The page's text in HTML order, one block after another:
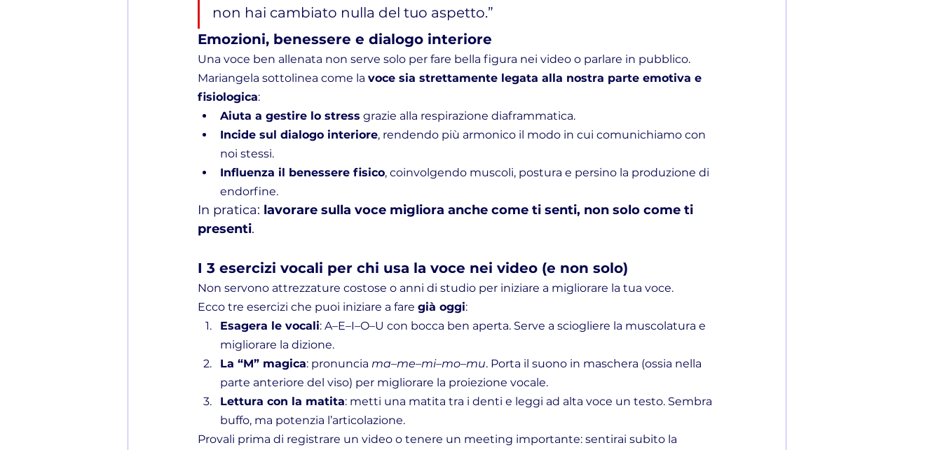
non hai cambiato nulla del tuo aspetto.”
Emozioni, benessere e dialogo interiore
Una voce ben allenata non serve solo per fare bella figura nei video o parlare in pubblico.
Mariangela sottolinea come la voce sia strettamente legata alla nostra parte emotiva e
fisiologica:
Aiuta a gestire lo stress grazie alla respirazione diaframmatica.
Incide sul dialogo interiore, rendendo più armonico il modo in cui comunichiamo con
noi stessi.
Influenza il benessere fisico, coinvolgendo muscoli, postura e persino la produzione di
endorfine.
In pratica: lavorare sulla voce migliora anche come ti senti, non solo come ti
presenti.
I 3 esercizi vocali per chi usa la voce nei video (e non solo)
Non servono attrezzature costose o anni di studio per iniziare a migliorare la tua voce.
Ecco tre esercizi che puoi iniziare a fare già oggi:
Esagera le vocali: A–E–I–O–U con bocca ben aperta. Serve a sciogliere la muscolatura e
migliorare la dizione.
La “M” magica: pronuncia ma–me–mi–mo–mu. Porta il suono in maschera (ossia nella
parte anteriore del viso) per migliorare la proiezione vocale.
Lettura con la matita: metti una matita tra i denti e leggi ad alta voce un testo. Sembra
buffo, ma potenzia l’articolazione.
Provali prima di registrare un video o tenere un meeting importante: sentirai subito la